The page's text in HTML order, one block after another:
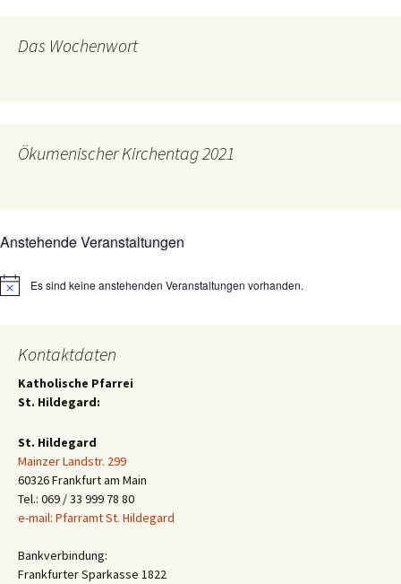
Das Wochenwort
Ökumenischer Kirchentag 2021
Anstehende Veranstaltungen
HinweisEs sind keine anstehenden Veranstaltungen vorhanden.
Kontaktdaten
Katholische Pfarrei
St. Hildegard:
St. Hildegard
Mainzer Landstr. 299
60326 Frankfurt am Main
Tel.: 069 / 33 999 78 80
e-mail: Pfarramt St. Hildegard
Bankverbindung:
Frankfurter Sparkasse 1822